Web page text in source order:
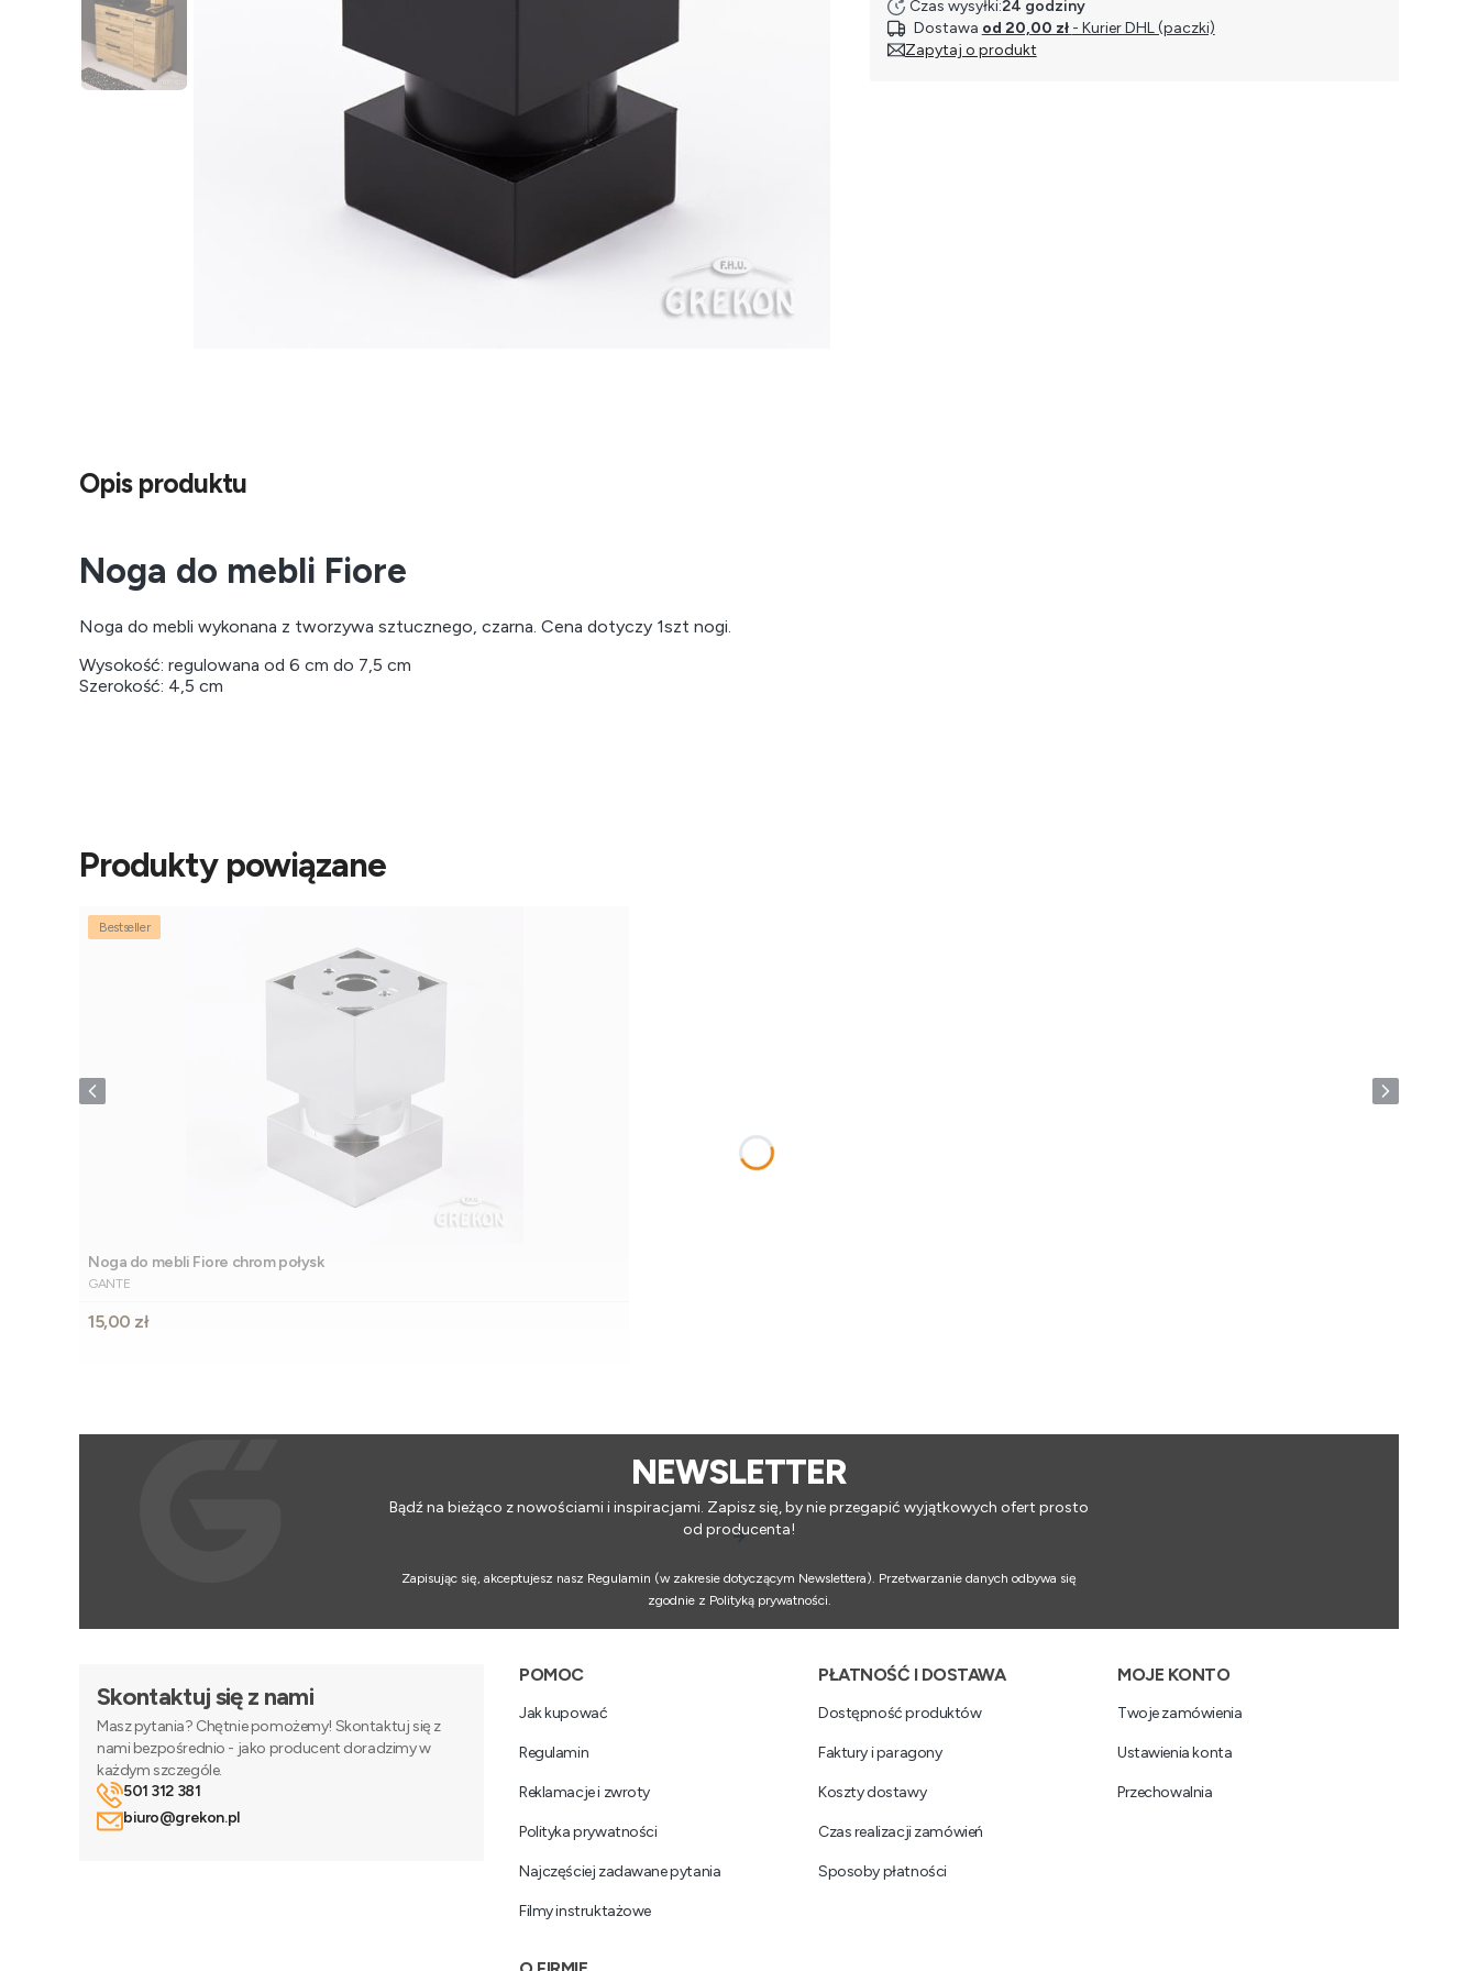
Czas wysyłki:24 godziny
Dostawa od 20,00 zł - Kurier DHL (paczki)
Zapytaj o produkt
Opis produktu
Noga do mebli Fiore
Noga do mebli wykonana z tworzywa sztucznego, czarna. Cena dotyczy 1szt nogi.
Wysokość: regulowana od 6 cm do 7,5 cm
Szerokość: 4,5 cm
Produkty powiązane
Bestseller
Noga do mebli Fiore chrom połysk
PRODUCENT
GANTE
Cena
15,00 zł
NEWSLETTER
Bądź na bieżąco z nowościami i inspiracjami. Zapisz się, by nie przegapić wyjątkowych ofert prosto
od producenta!
Zapisując się, akceptujesz nasz Regulamin (w zakresie dotyczącym Newslettera). Przetwarzanie danych odbywa się
zgodnie z Polityką prywatności.
Skontaktuj się z nami
Masz pytania? Chętnie pomożemy! Skontaktuj się z
nami bezpośrednio - jako producent doradzimy w
każdym szczególe.
501 312 381
biuro@grekon.pl
Linki w stopce
POMOC
Jak kupować
Regulamin
Reklamacje i zwroty
Polityka prywatności
Najczęściej zadawane pytania
Filmy instruktażowe
PŁATNOŚĆ I DOSTAWA
Dostępność produktów
Faktury i paragony
Koszty dostawy
Czas realizacji zamówień
Sposoby płatności
MOJE KONTO
Twoje zamówienia
Ustawienia konta
Przechowalnia